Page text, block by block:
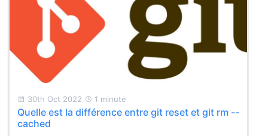
30th Oct 2022 1 minute
Quelle est la différence entre git reset et git rm --
cached